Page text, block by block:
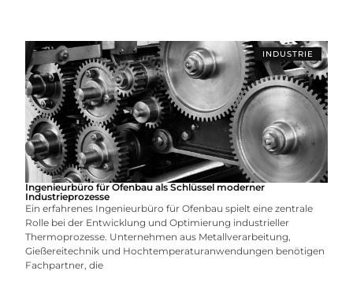
INDUSTRIE
Ingenieurbüro für Ofenbau als Schlüssel moderner
Industrieprozesse
Ein erfahrenes Ingenieurbüro für Ofenbau spielt eine zentrale
Rolle bei der Entwicklung und Optimierung industrieller
Thermoprozesse. Unternehmen aus Metallverarbeitung,
Gießereitechnik und Hochtemperaturanwendungen benötigen
Fachpartner, die